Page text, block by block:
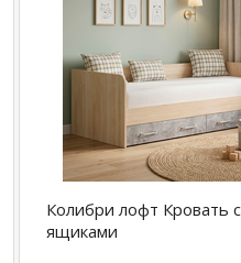
интернет-
Колибри лофт Кровать с
ящиками